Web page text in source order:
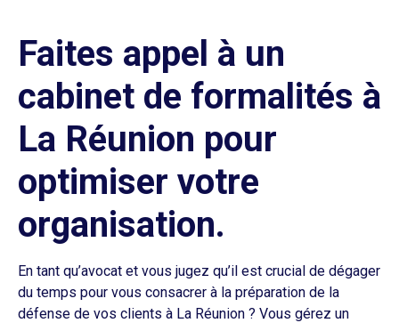
Faites appel à un
cabinet de formalités à
La Réunion pour
optimiser votre
organisation.
En tant qu’avocat et vous jugez qu’il est crucial de dégager
du temps pour vous consacrer à la préparation de la
défense de vos clients à La Réunion ? Vous gérez un